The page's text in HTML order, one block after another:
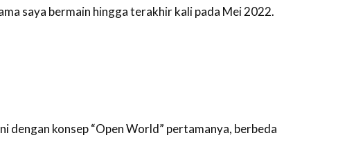
saya bermain hingga terakhir kali pada Mei 2022.
dengan konsep “Open World” pertamanya, berbeda